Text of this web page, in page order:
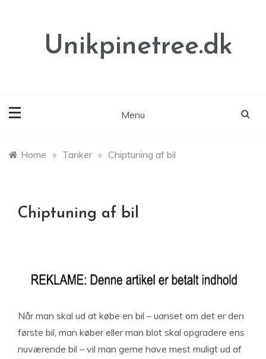
Unikpinetree.dk
Menu
Home » Tanker » Chiptuning af bil
Chiptuning af bil
Når man skal ud at købe en bil – uanset om det er den
første bil, man køber eller man blot skal opgradere ens
nuværende bil – vil man gerne have mest muligt ud af